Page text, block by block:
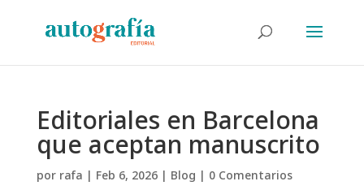
Editoriales en Barcelona
que aceptan manuscrito
porrafa | Feb 6, 2026| Blog | 0 Comentarios